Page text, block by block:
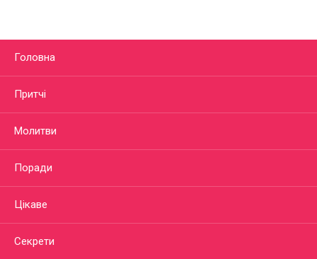
Головна
Притчі
Молитви
Поради
Цікаве
Секрети